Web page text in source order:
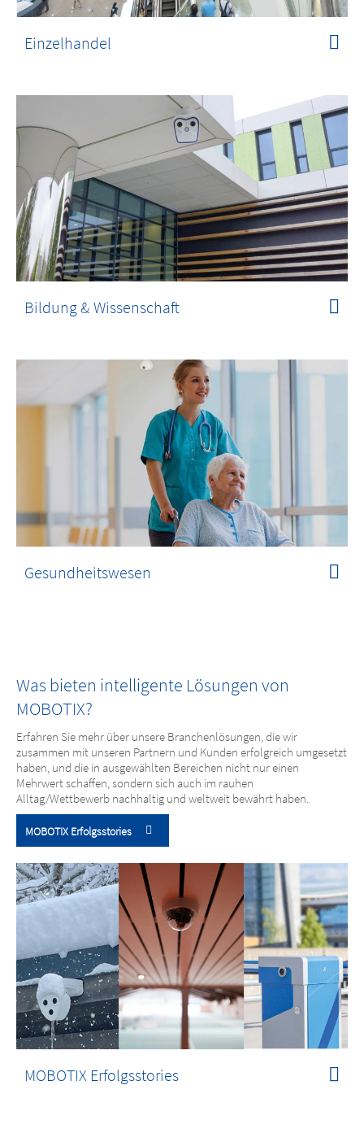
Einzelhandel
Bildung & Wissenschaft
Gesundheitswesen
Was bieten intelligente Lösungen von
MOBOTIX?
Erfahren Sie mehr über unsere Branchenlösungen, die wir
zusammen mit unseren Partnern und Kunden erfolgreich umgesetzt
haben, und die in ausgewählten Bereichen nicht nur einen
Mehrwert schaffen, sondern sich auch im rauhen
Alltag/Wettbewerb nachhaltig und weltweit bewährt haben.
MOBOTIX Erfolgsstories
MOBOTIX Erfolgsstories